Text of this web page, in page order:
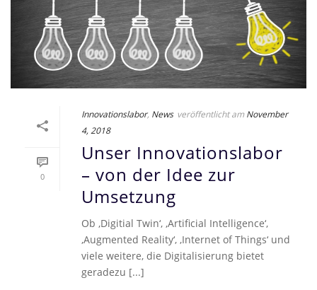
0
Innovationslabor, News veröffentlicht am November
4, 2018
Unser Innovationslabor
– von der Idee zur
Umsetzung
Ob ‚Digitial Twin‘, ‚Artificial Intelligence‘,
‚Augmented Reality‘, ‚Internet of Things‘ und
viele weitere, die Digitalisierung bietet
geradezu [...]